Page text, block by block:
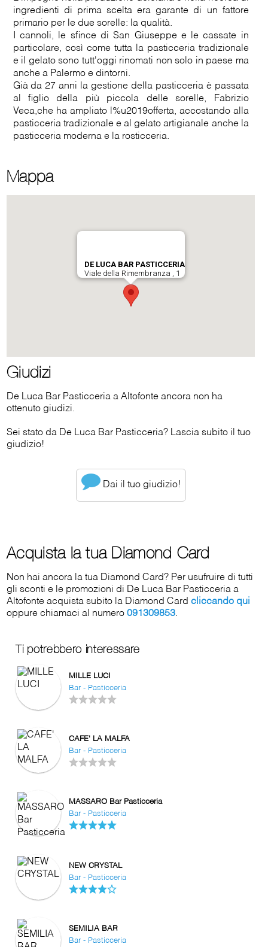
ingredienti di prima scelta era garante di un fattore
primario per le due sorelle: la qualità.
I cannoli, le sfince di San Giuseppe e le cassate in
particolare, così come tutta la pasticceria tradizionale
e il gelato sono tutt'oggi rinomati non solo in paese ma
anche a Palermo e dintorni.
Già da 27 anni la gestione della pasticceria è passata
al figlio della più piccola delle sorelle, Fabrizio
Veca,che ha ampliato l%u2019offerta, accostando alla
pasticceria tradizionale e al gelato artigianale anche la
pasticceria moderna e la rosticceria.
Mappa
Giudizi
De Luca Bar Pasticceria a Altofonte ancora non ha
ottenuto giudizi.
Sei stato da De Luca Bar Pasticceria? Lascia subito il tuo
giudizio!
Dai il tuo giudizio!
Acquista la tua Diamond Card
Non hai ancora la tua Diamond Card? Per usufruire di tutti
gli sconti e le promozioni di De Luca Bar Pasticceria a
Altofonte acquista subito la Diamond Cardcliccando qui
oppure chiamaci al numero091309853.
Ti potrebbero interessare
MILLE LUCI
Bar - Pasticceria
CAFE' LA MALFA
Bar - Pasticceria
MASSARO Bar Pasticceria
Bar - Pasticceria
NEW CRYSTAL
Bar - Pasticceria
SEMILIA BAR
Bar - Pasticceria